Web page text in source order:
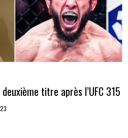
titre après l’UFC 315